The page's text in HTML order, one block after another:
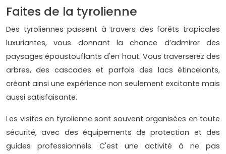
Faites de la tyrolienne
Des tyroliennes passent à travers des forêts tropicales
luxuriantes, vous donnant la chance d’admirer des
paysages époustouflants d'en haut. Vous traverserez des
arbres, des cascades et parfois des lacs étincelants,
créant ainsi une expérience non seulement excitante mais
aussi satisfaisante.
Les visites en tyrolienne sont souvent organisées en toute
sécurité, avec des équipements de protection et des
guides professionnels. C'est une activité à ne pas